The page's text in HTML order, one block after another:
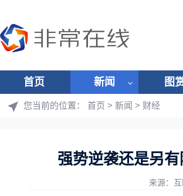
首页 新闻 图
您当前的位置： 首页 > 新闻 > 财经
强势逆袭还是另
来源：互